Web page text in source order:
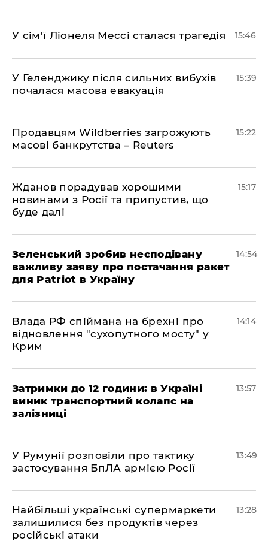
У сім'ї Ліонеля Мессі сталася трагедія 15:46
У Геленджику після сильних вибухів
почалася масова евакуація
15:39
Продавцям Wildberries загрожують
масові банкрутства – Reuters
15:22
Жданов порадував хорошими
новинами з Росії та припустив, що
буде далі
15:17
Зеленський зробив несподівану
важливу заяву про постачання ракет
для Patriot в Україну
14:54
Влада РФ спіймана на брехні про
відновлення "сухопутного мосту" у
Крим
14:14
Затримки до 12 години: в Україні
виник транспортний колапс на
залізниці
13:57
У Румунії розповіли про тактику
застосування БпЛА армією Росії
13:49
Найбільші українські супермаркети
залишилися без продуктів через
російські атаки
13:28